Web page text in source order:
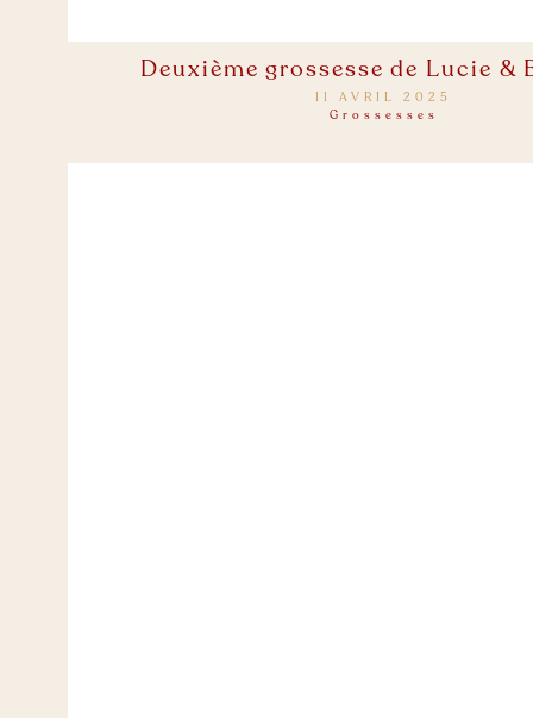
11 AVRIL 2025
Deuxième grossesse de Lucie &
Grossesses